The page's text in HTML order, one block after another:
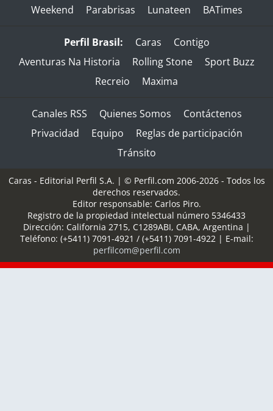
Weekend Parabrisas Lunateen BATimes
Perfil Brasil: Caras
Contigo
Aventuras Na Historia
Rolling Stone
Sport Buzz
Recreio
Maxima
Canales RSS Quienes Somos
Contáctenos
Privacidad
Equipo
Reglas de participación
Tránsito
Caras - Editorial Perfil S.A. | © Perfil.com 2006-2026 - Todos los
derechos reservados.
Editor responsable: Carlos Piro.
Registro de la propiedad intelectual número 5346433
Dirección: California 2715, C1289ABI, CABA, Argentina |
Teléfono: (+5411) 7091-4921 / (+5411) 7091-4922| E-mail:
perfilcom@perfil.com